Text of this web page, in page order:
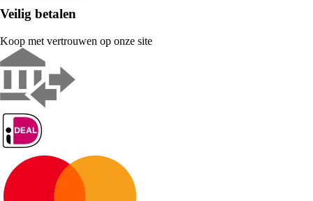
Veilig betalen
Koop met vertrouwen op onze site